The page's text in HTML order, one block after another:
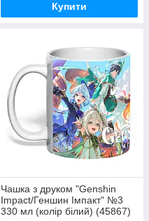
Купити
Чашка з друком "Genshin
Impact/Геншин Імпакт" №3
330 мл (колір білий) (45867)